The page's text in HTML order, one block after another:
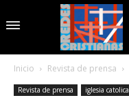
Inicio Revista de prensa
Revista de prensa iglesia catolica